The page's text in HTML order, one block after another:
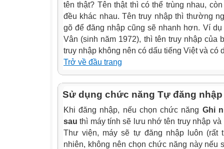
tên thật? Tên thật thì có thể trùng nhau,
đều khác nhau. Tên truy nhập thì thường
gõ để đăng nhập cũng sẽ nhanh hơn. Ví
Vân (sinh năm 1972), thì tên truy nhập của
truy nhập không nên có dấu tiếng Việt và có
Trở về đầu trang
Sử dụng chức năng Tự đăng
Khi đăng nhập, nếu chọn chức năng Ghi
sau thì máy tính sẽ lưu nhớ tên truy nhập
Thư viện, máy sẽ tự đăng nhập luôn (rất
nhiên, không nên chọn chức năng này nếu